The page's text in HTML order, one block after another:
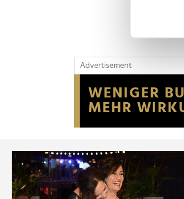
Wir
Website
der
Advertisement